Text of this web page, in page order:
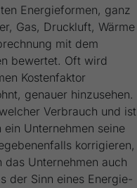
Energieformen, ganz
Gas, Druckluft, Wärme
mit dem
bewertet. Oft wird
Kostenfaktor
genauer hinzusehen.
Verbrauch und ist
Unternehmen seine
korrigieren,
das Unternehmen auch
der Sinn eines Energie-
verwendet, um Ihre
für diese Website zu